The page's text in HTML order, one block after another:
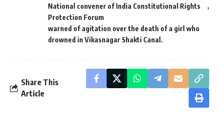
National convener of India Constitutional Rights
Protection Forum
warned of agitation over the death of a girl who
drowned in Vikasnagar Shakti Canal.
Share This
Article